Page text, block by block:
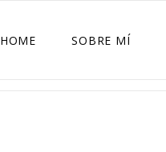
HOME SOBRE MÍ